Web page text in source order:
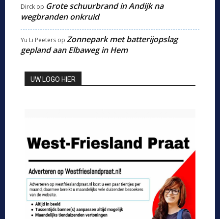
Dirck op Grote schuurbrand in Andijk na
wegbranden onkruid
Yu Li Peeters op Zonnepark met batterijopslag
gepland aan Elbaweg in Hem
UW LOGO HIER